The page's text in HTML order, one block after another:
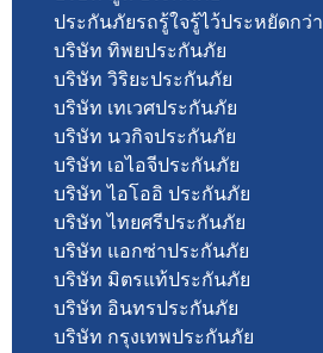
ประกันภัยรถรู้ใจรู้ไว้ประหยัดกว่า
บริษัท ทิพยประกันภัย
บริษัท วิริยะประกันภัย
บริษัท เทเวศประกันภัย
บริษัท นวกิจประกันภัย
บริษัท เอไอจีประกันภัย
บริษัท ไอโออิ ประกันภัย
บริษัท ไทยศรีประกันภัย
บริษัท แอกซ่าประกันภัย
บริษัท มิตรแท้ประกันภัย
บริษัท อินทรประกันภัย
บริษัท กรุงเทพประกันภัย